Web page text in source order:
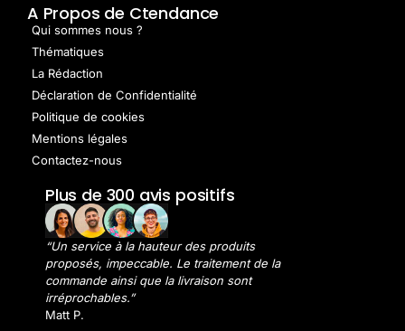
A Propos de Ctendance
Qui sommes nous ?
Thématiques
La Rédaction
Déclaration de Confidentialité
Politique de cookies
Mentions légales
Contactez-nous
Plus de 300 avis positifs
“Un service à la hauteur des produits
proposés, impeccable. Le traitement de la
commande ainsi que la livraison sont
irréprochables.”
Matt P.